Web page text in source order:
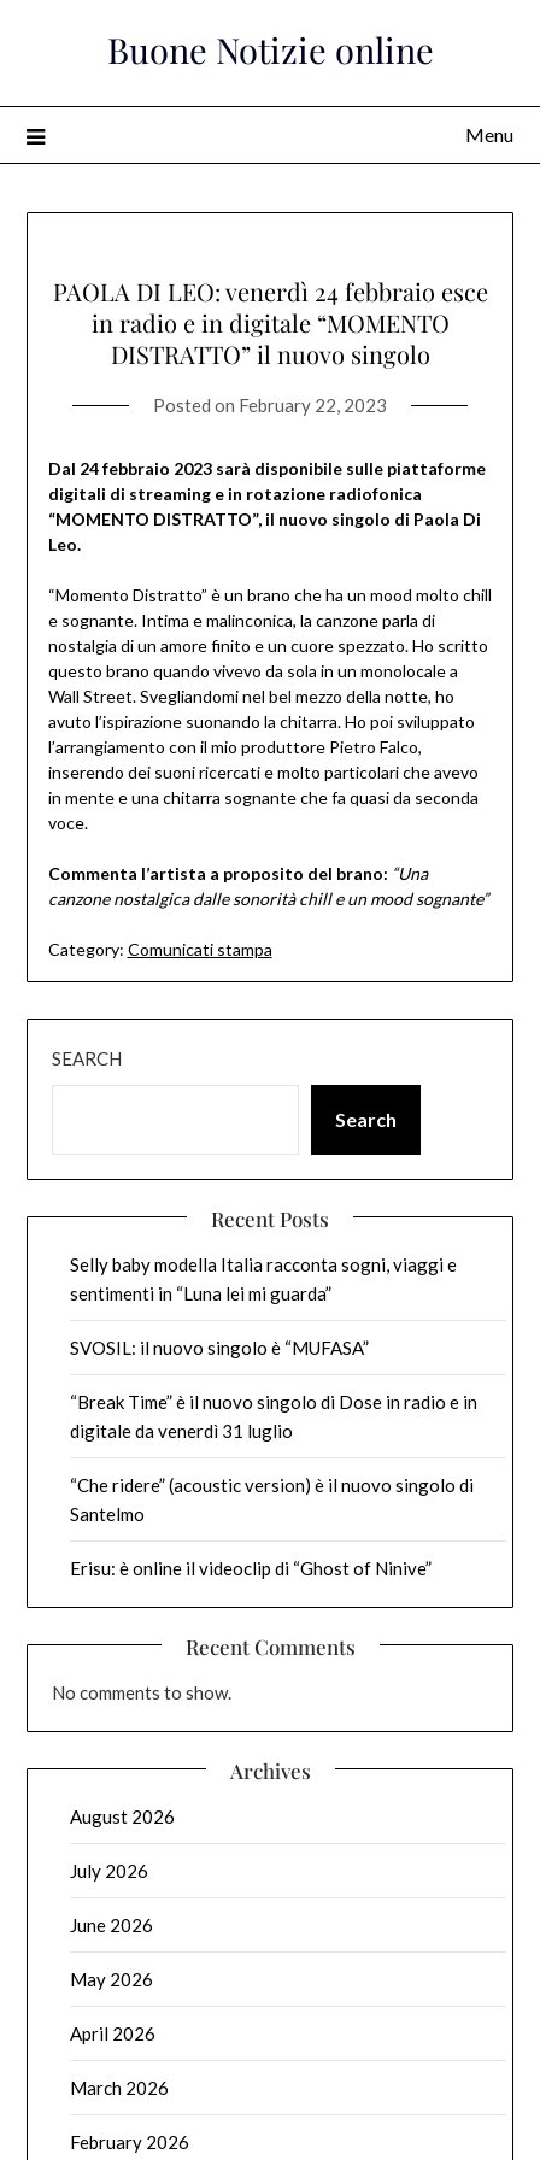
Buone Notizie online
Menu
PAOLA DI LEO: venerdì 24 febbraio esce
in radio e in digitale “MOMENTO
DISTRATTO” il nuovo singolo
Posted on February 22, 2023
Dal 24 febbraio 2023 sarà disponibile sulle piattaforme
digitali di streaming e in rotazione radiofonica
“MOMENTO DISTRATTO”, il nuovo singolo di Paola Di
Leo.
“Momento Distratto” è un brano che ha un mood molto chill
e sognante. Intima e malinconica, la canzone parla di
nostalgia di un amore finito e un cuore spezzato. Ho scritto
questo brano quando vivevo da sola in un monolocale a
Wall Street. Svegliandomi nel bel mezzo della notte, ho
avuto l’ispirazione suonando la chitarra. Ho poi sviluppato
l’arrangiamento con il mio produttore Pietro Falco,
inserendo dei suoni ricercati e molto particolari che avevo
in mente e una chitarra sognante che fa quasi da seconda
voce.
Commenta l’artista a proposito del brano: “Una
canzone nostalgica dalle sonorità chill e un mood sognante”
Category: Comunicati stampa
SEARCH
Search
Recent Posts
Selly baby modella Italia racconta sogni, viaggi e
sentimenti in “Luna lei mi guarda”
SVOSIL: il nuovo singolo è “MUFASA”
“Break Time” è il nuovo singolo di Dose in radio e in
digitale da venerdì 31 luglio
“Che ridere” (acoustic version) è il nuovo singolo di
Santelmo
Erisu: è online il videoclip di “Ghost of Ninive”
Recent Comments
No comments to show.
Archives
August 2026
July 2026
June 2026
May 2026
April 2026
March 2026
February 2026